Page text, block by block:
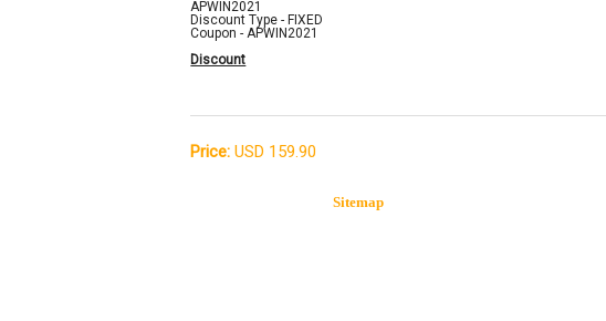
APWIN2021
Discount Type - FIXED
Coupon - APWIN2021
Discount
Price: USD 159.90
Sitemap